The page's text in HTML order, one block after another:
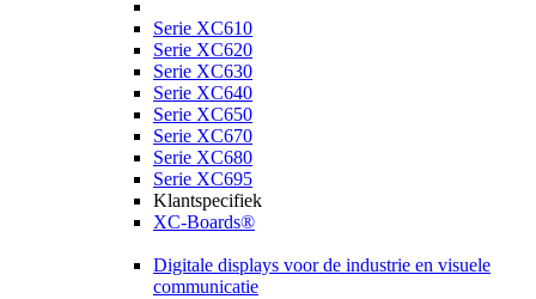
Serie XC610
Serie XC620
Serie XC630
Serie XC640
Serie XC650
Serie XC670
Serie XC680
Serie XC695
Klantspecifiek
XC-Boards®
Digitale displays voor de industrie en visuele
communicatie